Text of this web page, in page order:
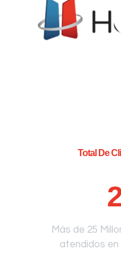
Total De
Más de 25
atendidos en